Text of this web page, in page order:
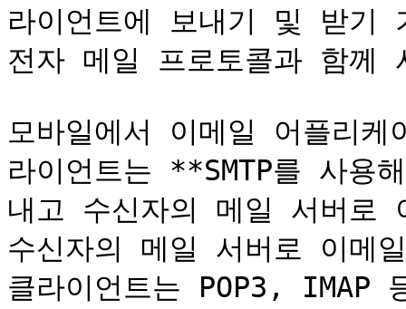
라이언트에 보내기 및 받기
전자 메일 프로토콜과 함께
모바일에서 이메일 어플리
라이언트는 **SMTP를 사용
내고 수신자의 메일 서버로
수신자의 메일 서버로 이메
클라이언트는 POP3, IMAP